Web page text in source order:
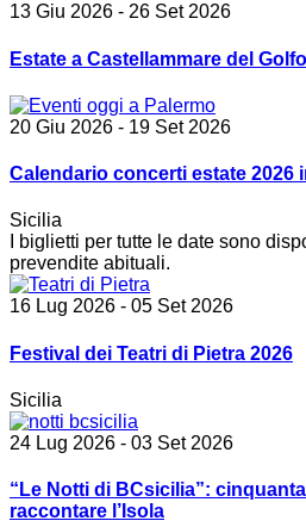
13 Giu 2026 - 26 Set 2026
Estate a Castellammare del
20 Giu 2026 - 19 Set 2026
Calendario concerti estate 2026
Sicilia
I biglietti per tutte le date sono
prevendite abituali.
16 Lug 2026 - 05 Set 2026
Festival dei Teatri di Pietra 2026
Sicilia
24 Lug 2026 - 03 Set 2026
“Le Notti di BCsicilia”:
raccontare l’Isola